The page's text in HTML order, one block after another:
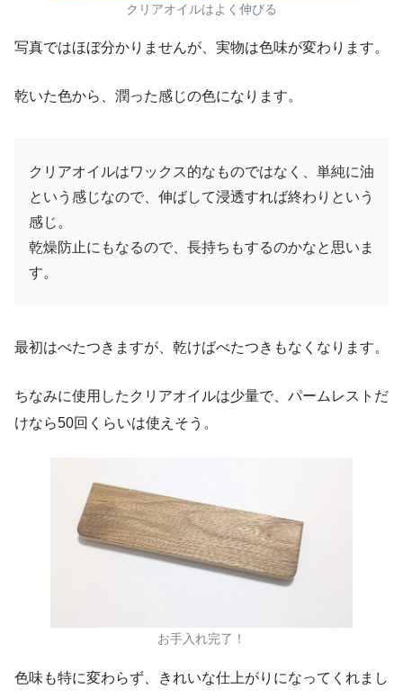
クリアオイルはよく伸びる
写真ではほぼ分かりませんが、実物は色味が変わります。
乾いた色から、潤った感じの色になります。
クリアオイルはワックス的なものではなく、単純に油
という感じなので、伸ばして浸透すれば終わりという
感じ。
乾燥防止にもなるので、長持ちもするのかなと思いま
す。
最初はべたつきますが、乾けばべたつきもなくなります。
ちなみに使用したクリアオイルは少量で、パームレストだ
けなら50回くらいは使えそう。
お手入れ完了！
色味も特に変わらず、きれいな仕上がりになってくれまし